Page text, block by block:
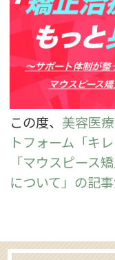
この度、 美容医
トフォーム「キ
「マウスピース
について」の記事